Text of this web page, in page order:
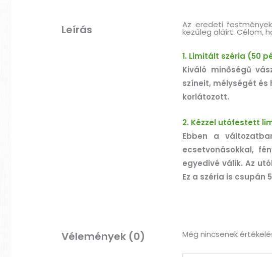
Leírás Az eredeti
kezűleg aláírt. Célom,
1. Limitált széria (50
Kiváló minőségű
színeit, mélységét
korlátozott.
2. Kézzel utófestett
Ebben a
ecsetvonásokkal,
egyedivé válik. Az
Ez a széria is csupán
Vélemények (0) Még nincsenek